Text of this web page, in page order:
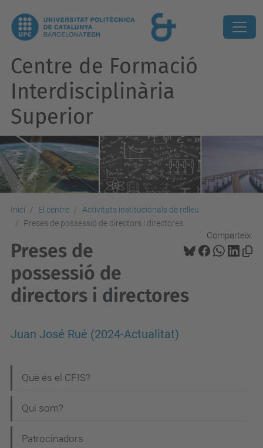
Centre de Formació
Interdisciplinària
Superior
Inici El centre
Activitats institucionals de relleu
Preses de possessió de directors i directores
Comparteix:
Preses de
possessió de
directors i directores
Juan José Rué (2024-Actualitat)
a
v
Què és el CFIS?
Qui som?
Patrocinadors